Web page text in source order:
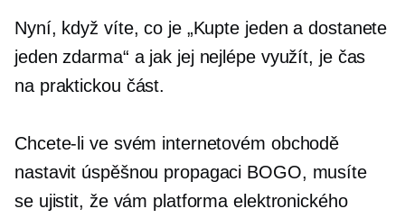
Nyní, když víte, co je „Kupte jeden a dostanete
jeden zdarma“ a jak jej nejlépe využít, je čas
na praktickou část.
Chcete-li ve svém internetovém obchodě
nastavit úspěšnou propagaci BOGO, musíte
se ujistit, že vám platforma elektronického